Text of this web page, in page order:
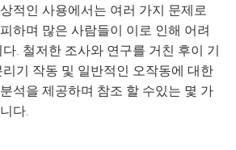
적인 사용에서는 여러 가지 문제로
하며 많은 사람들이 이로 인해 어려
. 철저한 조사와 연구를 거친 후이 기
기 작동 및 일반적인 오작동에 대한
석을 제공하며 참조 할 수있는 몇 가
다.